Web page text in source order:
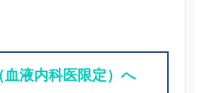
液内科医限定）へ